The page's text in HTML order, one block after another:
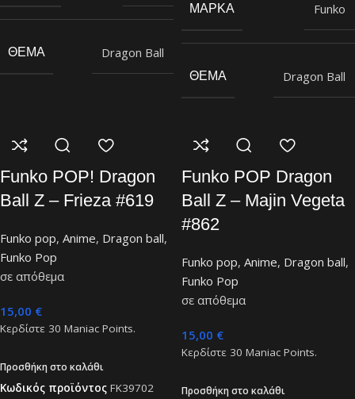
ΘΈΜΑ Dragon Ball
ΜΆΡΚΑ Funko
ΘΈΜΑ Dragon Ball
Funko POP! Dragon
Ball Z – Frieza #619
Funko pop, Anime, Dragon ball,
Funko Pop
σε απόθεμα
15,00 €
Κερδίστε 30 Maniac Points.
Προσθήκη στο καλάθι
Κωδικός προϊόντος FK39702
Funko POP Dragon
Ball Z – Majin Vegeta
#862
Funko pop, Anime, Dragon ball,
Funko Pop
σε απόθεμα
15,00 €
Κερδίστε 30 Maniac Points.
Προσθήκη στο καλάθι